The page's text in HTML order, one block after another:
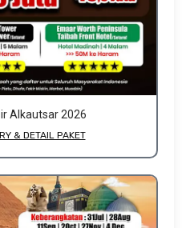
Alkautsar 2026
& DETAIL PAKET